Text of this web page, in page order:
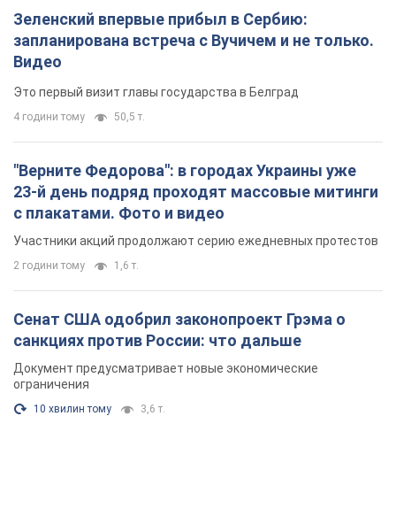
Зеленский впервые прибыл в Сербию:
запланирована встреча с Вучичем и не только.
Видео
Это первый визит главы государства в Белград
4 години тому 50,5 т.
"Верните Федорова": в городах Украины уже
23-й день подряд проходят массовые митинги
с плакатами. Фото и видео
Участники акций продолжают серию ежедневных протестов
2 години тому 1,6 т.
Сенат США одобрил законопроект Грэма о
санкциях против России: что дальше
Документ предусматривает новые экономические
ограничения
10 хвилин тому 3,6 т.